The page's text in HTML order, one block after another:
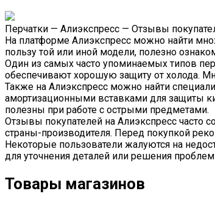
Перчатки — Алиэкспресс — Отзывы
На платформе Алиэкспресс можно найти
пользу той или иной модели, полезно
Один из самых часто упоминаемых типов
обеспечивают хорошую защиту от холода.
Также на Алиэкспресс можно найти
амортизационными вставками для защиты
полезны при работе с острыми предметами.
Отзывы покупателей на Алиэкспресс часто
страны-производителя. Перед покупкой
Некоторые пользователи жалуются на
для уточнения деталей или решения
Товары магазинов